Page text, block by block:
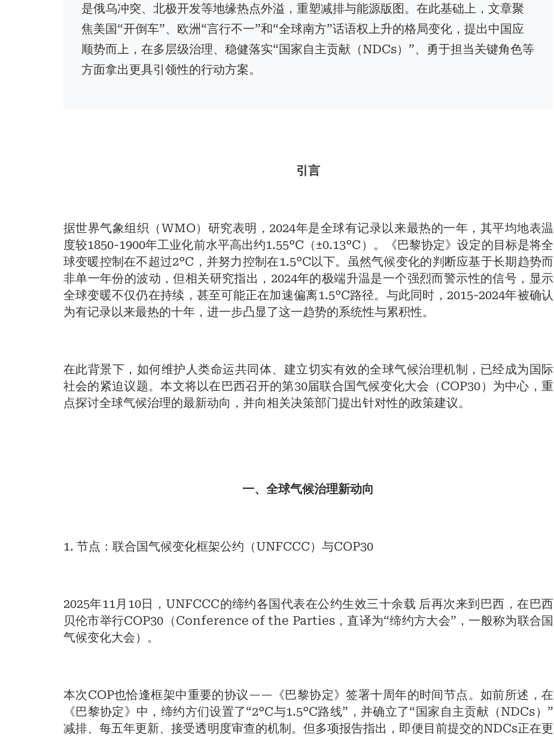
是俄乌冲突、北极开发等地缘热点外溢，重塑减排与能源版图。在此基础上，文章聚
焦美国“开倒车”、欧洲“言行不一”和“全球南方”话语权上升的格局变化，提出中国应
顺势而上，在多层级治理、稳健落实“国家自主贡献（NDCs）”、勇于担当关键角色等
方面拿出更具引领性的行动方案。
引言
据世界气象组织（WMO）研究表明，2024年是全球有记录以来最热的一年，其平均地表温
度较1850-1900年工业化前水平高出约1.55°C（±0.13°C）。《巴黎协定》设定的目标是将全
球变暖控制在不超过2°C，并努力控制在1.5°C以下。虽然气候变化的判断应基于长期趋势而
非单一年份的波动，但相关研究指出，2024年的极端升温是一个强烈而警示性的信号，显示
全球变暖不仅仍在持续，甚至可能正在加速偏离1.5°C路径。与此同时，2015-2024年被确认
为有记录以来最热的十年，进一步凸显了这一趋势的系统性与累积性。
在此背景下，如何维护人类命运共同体、建立切实有效的全球气候治理机制，已经成为国际
社会的紧迫议题。本文将以在巴西召开的第30届联合国气候变化大会（COP30）为中心，重
点探讨全球气候治理的最新动向，并向相关决策部门提出针对性的政策建议。
一、全球气候治理新动向
1. 节点：联合国气候变化框架公约（UNFCCC）与COP30
2025年11月10日，UNFCCC的缔约各国代表在公约生效三十余载 后再次来到巴西，在巴西
贝伦市举行COP30（Conference of the Parties，直译为“缔约方大会”，一般称为联合国
气候变化大会）。
本次COP也恰逢框架中重要的协议——《巴黎协定》签署十周年的时间节点。如前所述，在
《巴黎协定》中，缔约方们设置了“2°C与1.5°C路线”，并确立了“国家自主贡献（NDCs）”
减排、每五年更新、接受透明度审查的机制。但多项报告指出，即便目前提交的NDCs正在更